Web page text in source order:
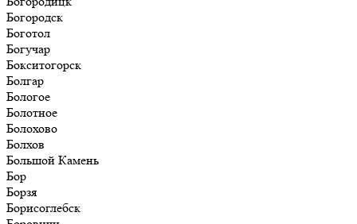
Богородск
Боготол
Богучар
Бокситогорск
Болгар
Бологое
Болотное
Болохово
Болхов
Большой Камень
Бор
Борзя
Борисоглебск